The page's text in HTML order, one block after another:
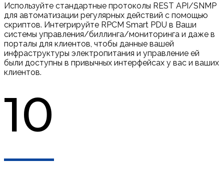
Используйте стандартные протоколы REST API/SNMP
для автоматизации регулярных действий с помощью
скриптов. Интегрируйте RPCM Smart PDU в Ваши
системы управления/биллинга/мониторинга и даже в
порталы для клиентов, чтобы данные вашей
инфраструктуры электропитания и управление ей
были доступны в привычных интерфейсах у вас и ваших
клиентов.
10